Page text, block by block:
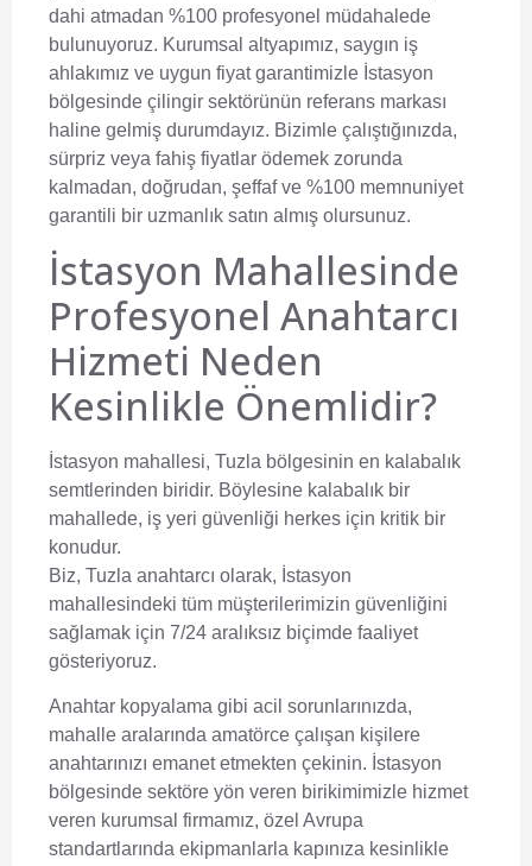
dahi atmadan %100 profesyonel müdahalede
bulunuyoruz. Kurumsal altyapımız, saygın iş
ahlakımız ve uygun fiyat garantimizle İstasyon
bölgesinde çilingir sektörünün referans markası
haline gelmiş durumdayız. Bizimle çalıştığınızda,
sürpriz veya fahiş fiyatlar ödemek zorunda
kalmadan, doğrudan, şeffaf ve %100 memnuniyet
garantili bir uzmanlık satın almış olursunuz.
İstasyon Mahallesinde
Profesyonel Anahtarcı
Hizmeti Neden
Kesinlikle Önemlidir?
İstasyon mahallesi, Tuzla bölgesinin en kalabalık
semtlerinden biridir. Böylesine kalabalık bir
mahallede, iş yeri güvenliği herkes için kritik bir
konudur.
Biz, Tuzla anahtarcı olarak, İstasyon
mahallesindeki tüm müşterilerimizin güvenliğini
sağlamak için 7/24 aralıksız biçimde faaliyet
gösteriyoruz.
Anahtar kopyalama gibi acil sorunlarınızda,
mahalle aralarında amatörce çalışan kişilere
anahtarınızı emanet etmekten çekinin. İstasyon
bölgesinde sektöre yön veren birikimimizle hizmet
veren kurumsal firmamız, özel Avrupa
standartlarında ekipmanlarla kapınıza kesinlikle